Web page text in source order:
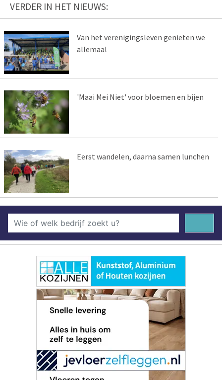
VERDER IN HET NIEUWS:
Van het verenigingsleven genieten we
allemaal
'Maai Mei Niet' voor bloemen en bijen
Eerst wandelen, daarna samen lunchen